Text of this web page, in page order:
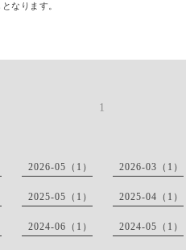
なります。
1
2026-05（1） 2026-03（1）
2025-05（1） 2025-04（1）
2024-06（1） 2024-05（1）